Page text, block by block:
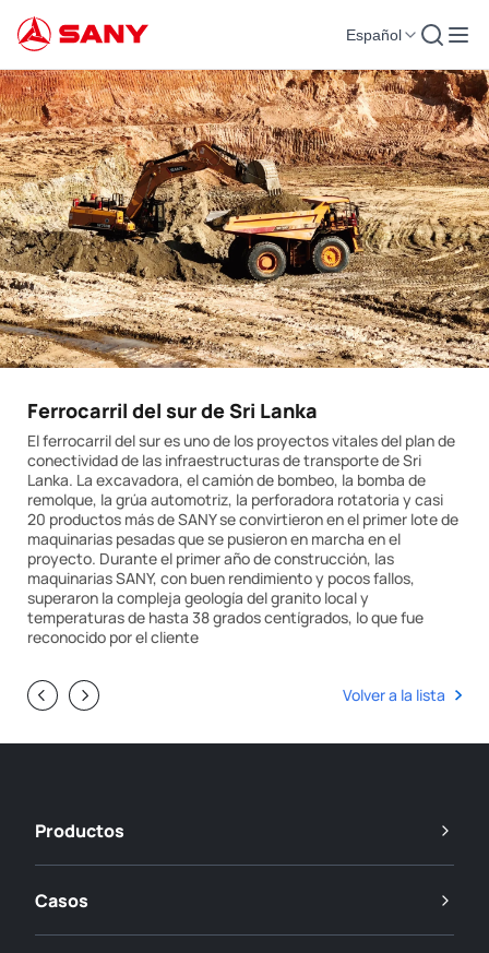
Español
Ferrocarril del sur de Sri Lanka
El ferrocarril del sur es uno de los proyectos vitales del plan de
conectividad de las infraestructuras de transporte de Sri
Lanka. La excavadora, el camión de bombeo, la bomba de
remolque, la grúa automotriz, la perforadora rotatoria y casi
20 productos más de SANY se convirtieron en el primer lote de
maquinarias pesadas que se pusieron en marcha en el
proyecto. Durante el primer año de construcción, las
maquinarias SANY, con buen rendimiento y pocos fallos,
superaron la compleja geología del granito local y
temperaturas de hasta 38 grados centígrados, lo que fue
reconocido por el cliente
Volver a la lista
Productos
Casos